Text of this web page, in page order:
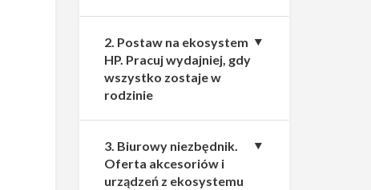
2. Postaw na ekosystem
HP. Pracuj wydajniej, gdy
wszystko zostaje w
rodzinie
3. Biurowy niezbędnik.
Oferta akcesoriów i
urządzeń z ekosystemu